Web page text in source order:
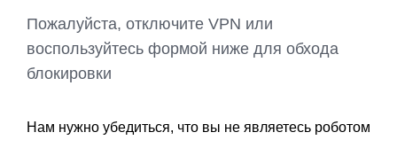
Пожалуйста, отключите VPN или
воспользуйтесь формой ниже для обхода
блокировки
Нам нужно убедиться, что вы не являетесь роботом